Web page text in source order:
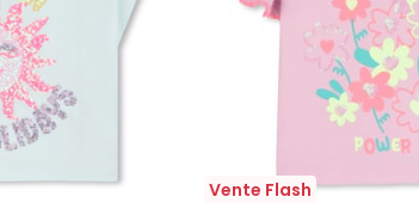
Vente Flash